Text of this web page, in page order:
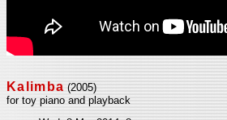
Kalimba (2005)
for toy piano and playback